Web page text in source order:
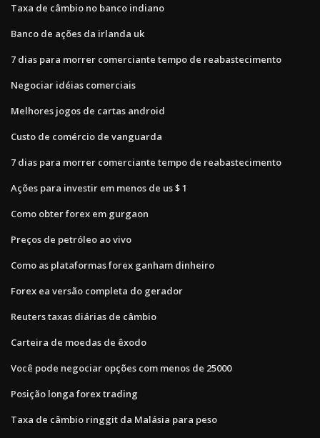
Taxa de câmbio no banco indiano
Banco de ações da irlanda uk
7 dias para morrer comerciante tempo de reabastecimento
Negociar idéias comerciais
Melhores jogos de cartas android
Custo de comércio de vanguarda
7 dias para morrer comerciante tempo de reabastecimento
Ações para investir em menos de us $ 1
Como obter forex em gurgaon
Preços de petróleo ao vivo
Como as plataformas forex ganham dinheiro
Forex ea versão completa do gerador
Reuters taxas diárias de câmbio
Carteira de moedas de êxodo
Você pode negociar opções com menos de 25000
Posição longa forex trading
Taxa de câmbio ringgit da Malásia para peso